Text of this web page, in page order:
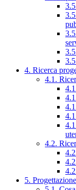
4. Ricerca
4.1.
4.2.
5.